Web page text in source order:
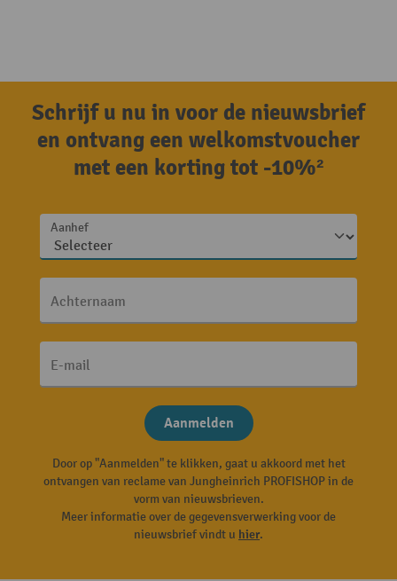
Schrijf u nu in voor de nieuwsbrief
en ontvang een welkomstvoucher
met een korting tot -10%²
Aanhef
Achternaam
E-mail
Aanmelden
Door op "Aanmelden" te klikken, gaat u akkoord met het
ontvangen van reclame van Jungheinrich PROFISHOP in de
vorm van nieuwsbrieven.
Meer informatie over de gegevensverwerking voor de
nieuwsbrief vindt u hier.